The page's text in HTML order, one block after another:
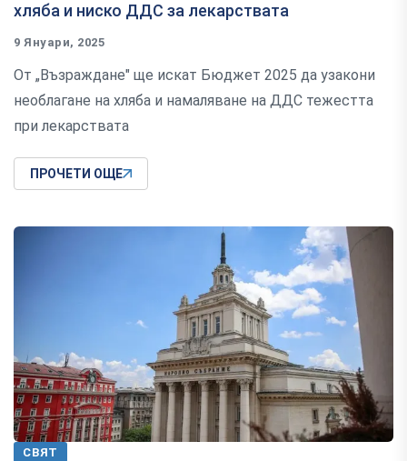
хляба и ниско ДДС за лекарствата
9 Януари, 2025
От „Възраждане" ще искат Бюджет 2025 да узакони
необлагане на хляба и намаляване на ДДС тежестта
при лекарствата
ПРОЧЕТИ ОЩЕ
СВЯТ